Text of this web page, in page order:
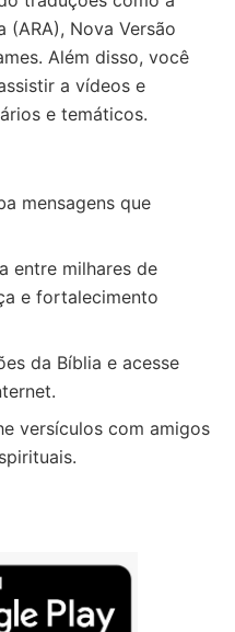
(ARA), Nova Versão
Além disso, você
a vídeos e
e temáticos.
mensagens que
entre milhares de
e fortalecimento
da Bíblia e acesse
versículos com amigos